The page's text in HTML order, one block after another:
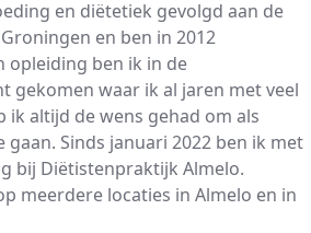
en diëtetiek gevolgd aan de
en ben in 2012
opleiding ben ik in de
gekomen waar ik al jaren met veel
ik altijd de wens gehad om als
Sinds januari 2022 ben ik met
bij Diëtistenpraktijk Almelo.
meerdere locaties in Almelo en in